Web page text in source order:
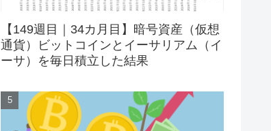
【149週目｜34カ月目】暗号資産（仮想
通貨）ビットコインとイーサリアム（イ
ーサ）を毎日積立した結果